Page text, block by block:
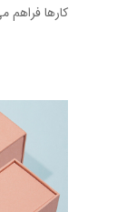
کارها فراهم